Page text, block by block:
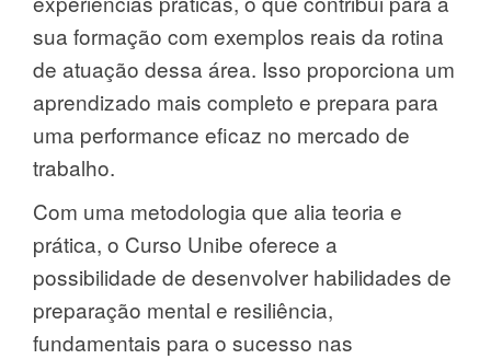
sua formação com exemplos reais da rotina
de atuação dessa área. Isso proporciona um
aprendizado mais completo e prepara para
uma performance eficaz no mercado de
trabalho.
Com uma metodologia que alia teoria e
prática, o Curso Unibe oferece a
possibilidade de desenvolver habilidades de
preparação mental e resiliência,
fundamentais para o sucesso nas